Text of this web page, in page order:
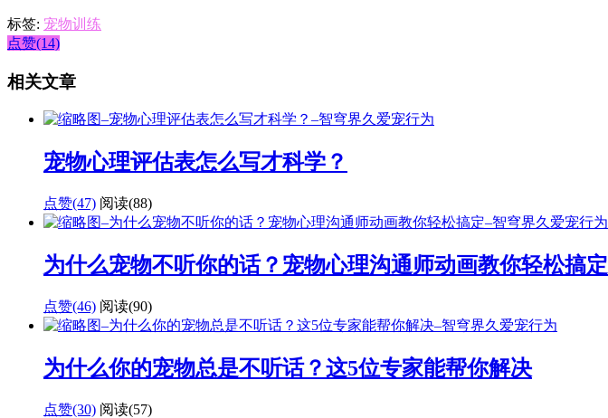
标签: 宠物训练
点赞(14)
相关文章
宠物心理评估表怎么写才科学？
点赞(47) 阅读(88)
为什么宠物不听你的话？宠物心理沟通师动画教你轻松搞定
点赞(46) 阅读(90)
为什么你的宠物总是不听话？这5位专家能帮你解决
点赞(30) 阅读(57)